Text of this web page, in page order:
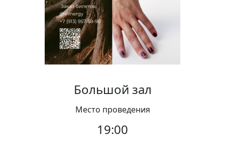
Вакансии
Большой зал
Место проведения
19:00